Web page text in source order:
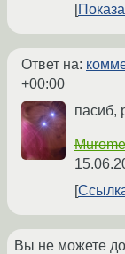
Ответ на:
+00:00
пасиб,
Вы не можете